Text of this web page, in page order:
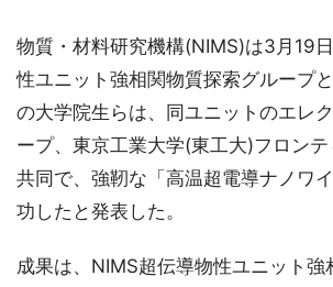
物質・材料研究機構(NIMS)は3月19
性ユニット強相関物質探索グループ
の大学院生らは、同ユニットのエレ
ープ、東京工業大学(東工大)フロンテ
共同で、強靭な「高温超電導ナノワ
功したと発表した。
成果は、NIMS超伝導物性ユニット強